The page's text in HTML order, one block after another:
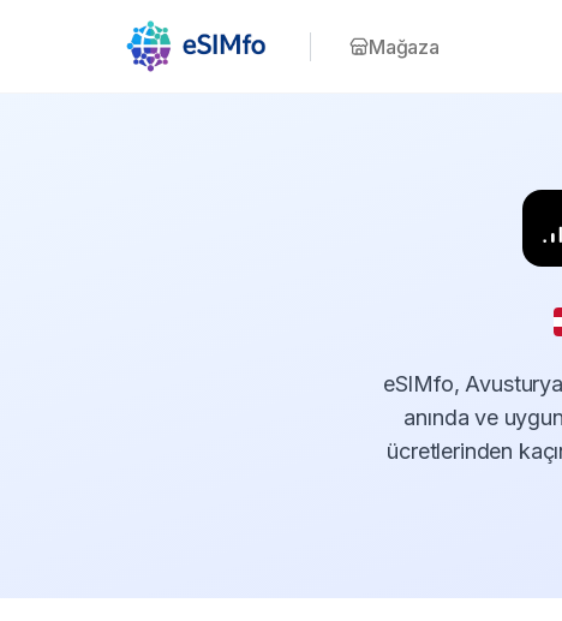
Mağaza
eSIMfo,
anında ve
ücretlerinden